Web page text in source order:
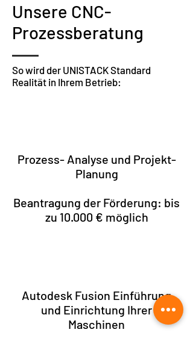
Unsere CNC-
Prozessberatung
So wird der UNISTACK Standard
Realität in Ihrem Betrieb:
Prozess- Analyse und Projekt-
Planung
Beantragung der Förderung: bis
zu 10.000 € möglich
Autodesk Fusion Einführung
und Einrichtung Ihrer
Maschinen